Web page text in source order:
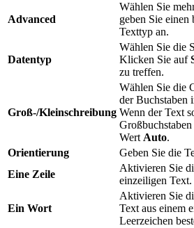
Advanced
Wählen Sie
geben Sie einen
Texttyp an.
Datentyp
Wählen Sie die
Klicken Sie auf
zu treffen.
Groß-/Kleinschreibung
Wählen Sie die
der Buchstaben
Wenn der Text
Wert Auto.
Orientierung
Geben Sie die
Eine Zeile
Aktivieren Sie
einzeiligen Text.
Ein Wort
Aktivieren Sie
Text aus einem
Leerzeichen